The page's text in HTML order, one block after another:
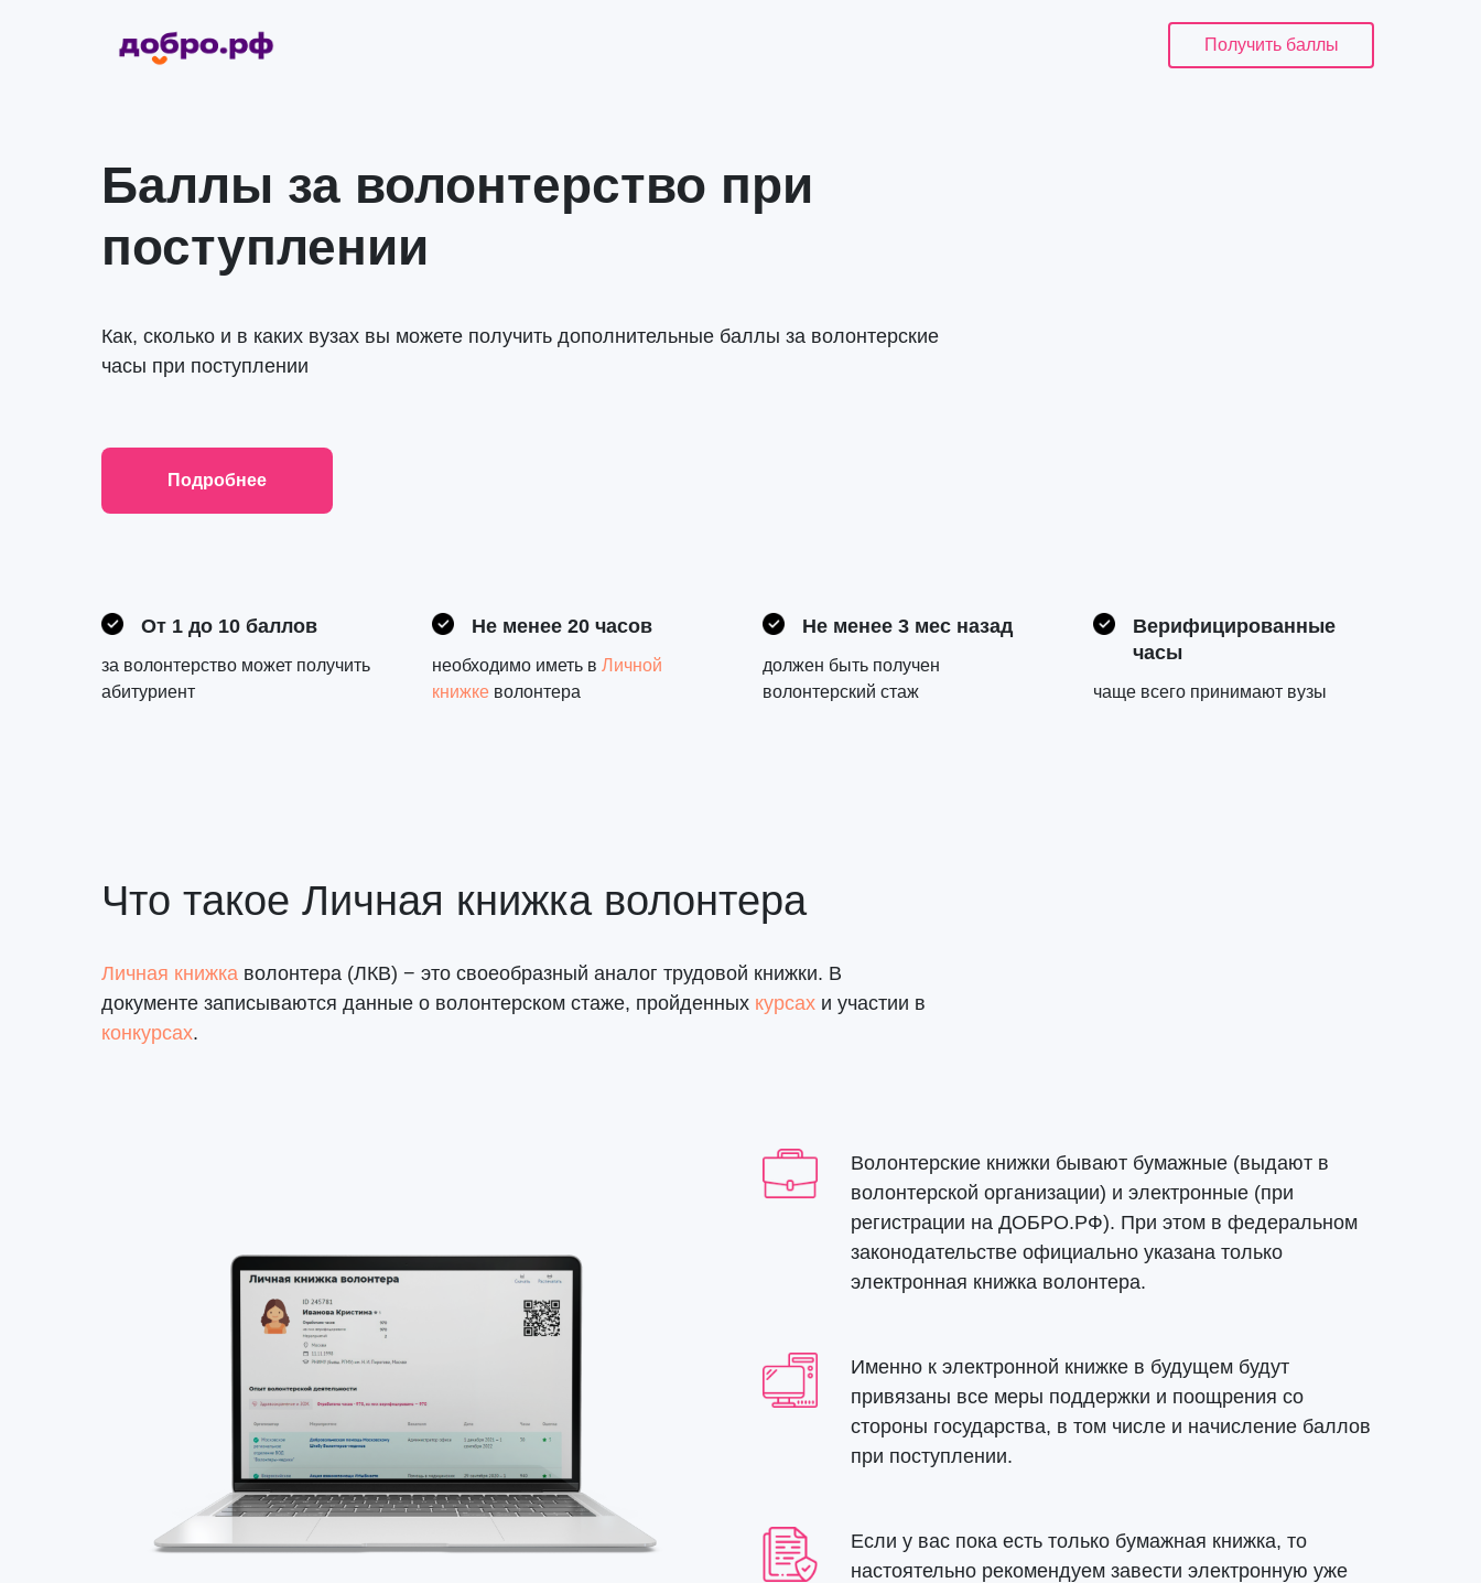
Получить баллы
Баллы за волонтерство при
поступлении
Как, сколько и в каких вузах вы можете получить дополнительные баллы за волонтерские
часы при поступлении
Подробнее
От 1 до 10 баллов
за волонтерство может получить
абитуриент
Не менее 20 часов
необходимо иметь в Личной
книжке волонтера
Не менее 3 мес назад
должен быть получен
волонтерский стаж
Верифицированные
часы
чаще всего принимают вузы
Что такое Личная книжка волонтера
Личная книжка волонтера (ЛКВ) − это своеобразный аналог трудовой книжки. В
документе записываются данные о волонтерском стаже, пройденных курсах и участии в
конкурсах.
Волонтерские книжки бывают бумажные (выдают в
волонтерской организации) и электронные (при
регистрации на ДОБРО.РФ). При этом в федеральном
законодательстве официально указана только
электронная книжка волонтера.
Именно к электронной книжке в будущем будут
привязаны все меры поддержки и поощрения со
стороны государства, в том числе и начисление баллов
при поступлении.
Если у вас пока есть только бумажная книжка, то
настоятельно рекомендуем завести электронную уже